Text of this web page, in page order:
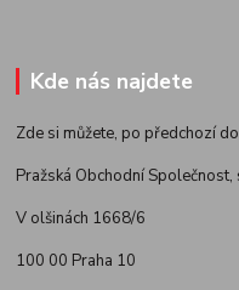
Kde nás najdete
Zde si můžete, po předchozí
Pražská Obchodní Společnost,
V olšinách 1668/6
100 00 Praha 10